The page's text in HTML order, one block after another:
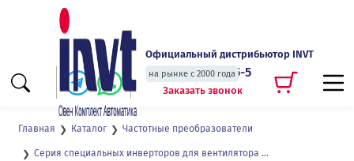
Официальный дистрибьютор INVT
на рынке с 2000 года
+7 (495) 135-135-5
Заказать звонок
Главная Каталог Частотные преобразователи
Серия специальных инверторов для вентилятора и водяного насоса GD270